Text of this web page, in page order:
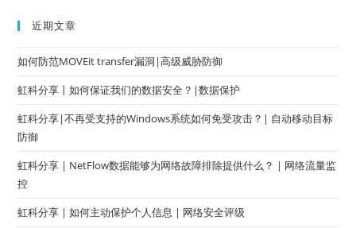
近期文章
如何防范MOVEit transfer漏洞|高级威胁防御
虹科分享丨如何保证我们的数据安全？|数据保护
虹科分享|不再受支持的Windows系统如何免受攻击？| 自动移动目标
防御
虹科分享 | NetFlow数据能够为网络故障排除提供什么？ | 网络流量监
控
虹科分享 | 如何主动保护个人信息 | 网络安全评级